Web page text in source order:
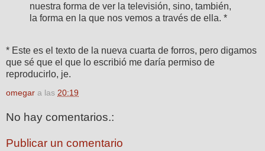
nuestra forma de ver la televisión, sino, también,
la forma en la que nos vemos a través de ella. *
* Este es el texto de la nueva cuarta de forros, pero digamos
que sé que el que lo escribió me daría permiso de
reproducirlo, je.
omegar a las 20:19
No hay comentarios.:
Publicar un comentario